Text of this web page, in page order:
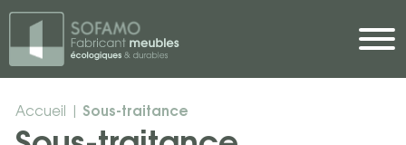
Skip to main content
Accueil | Sous-traitance